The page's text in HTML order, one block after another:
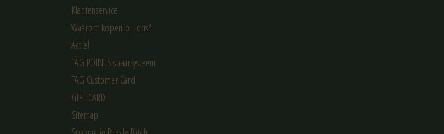
Klantenservice
Waarom kopen bij ons?
Actie!
TAG POINTS spaarsysteem
TAG Customer Card
GIFT CARD
Sitemap